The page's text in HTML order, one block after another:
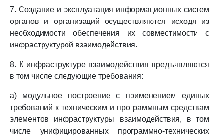
7. Создание и эксплуатация информационных систем
органов и организаций осуществляются исходя из
необходимости обеспечения их совместимости с
инфраструктурой взаимодействия.
8. К инфраструктуре взаимодействия предъявляются
в том числе следующие требования:
а) модульное построение с применением единых
требований к техническим и программным средствам
элементов инфраструктуры взаимодействия, в том
числе унифицированных программно-технических